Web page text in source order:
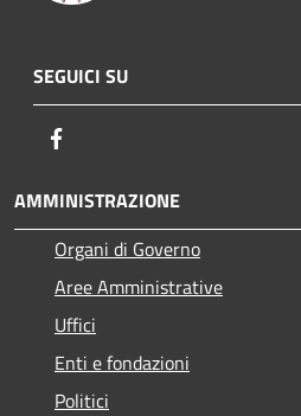
SEGUICI SU
AMMINISTRAZIONE
Organi di Governo
Aree Amministrative
Uffici
Enti e fondazioni
Politici